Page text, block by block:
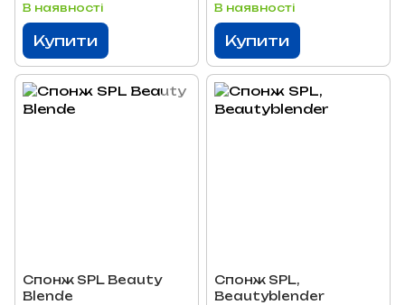
В наявності
Купити
В наявності
Купити
Спонж SPL Beauty
Blende
Спонж SPL,
Beautyblender